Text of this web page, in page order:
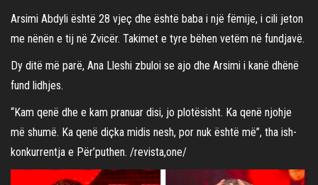
Arsimi Abdyli është 28 vjeç dhe është baba i një fëmije, i cili jeton
me nënën e tij në Zvicër. Takimet e tyre bëhen vetëm në fundjavë.
Dy ditë më parë, Ana Lleshi zbuloi se ajo dhe Arsimi i kanë dhënë
fund lidhjes.
“Kam qenë dhe e kam pranuar disi, jo plotësisht. Ka qenë njohje
më shumë. Ka qenë diçka midis nesh, por nuk është më”, tha ish-
konkurrentja e Për’puthen. /revista,one/